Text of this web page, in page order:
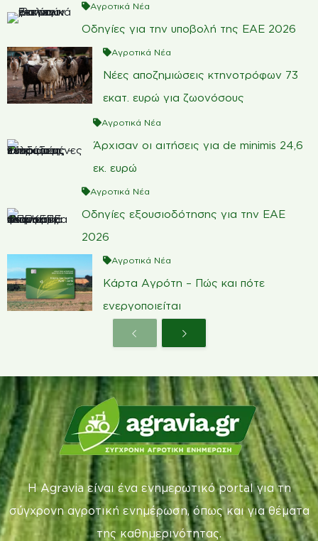
Αγροτικά Νέα
Οδηγίες για την υποβολή της ΕΑΕ 2026
Αγροτικά Νέα
Νέες αποζημιώσεις κτηνοτρόφων 73
εκατ. ευρώ για ζωονόσους
Αγροτικά Νέα
Άρχισαν οι αιτήσεις για de minimis 24,6
εκ. ευρώ
Αγροτικά Νέα
Οδηγίες εξουσιοδότησης για την ΕΑΕ
2026
Αγροτικά Νέα
Κάρτα Αγρότη – Πώς και πότε
ενεργοποιείται
Η Agravia είναι ένα ενημερωτικό portal για τη
σύγχρονη αγροτική ενημέρωση, όπως και για θέματα
της καθημερινότητας.